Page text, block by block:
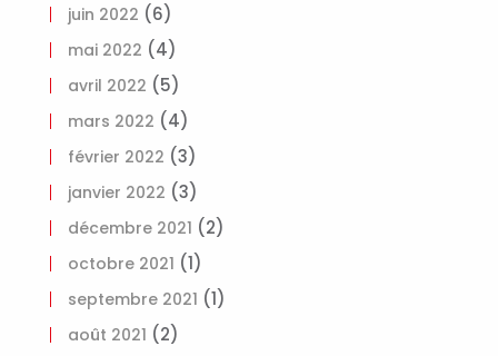
juin 2022 (6)
mai 2022 (4)
avril 2022 (5)
mars 2022 (4)
février 2022 (3)
janvier 2022 (3)
décembre 2021 (2)
octobre 2021 (1)
septembre 2021 (1)
août 2021 (2)